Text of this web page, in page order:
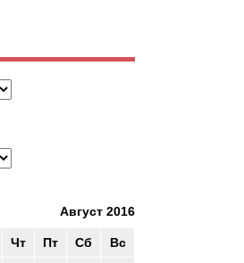
Август 2016
Чт Пт Сб Вс